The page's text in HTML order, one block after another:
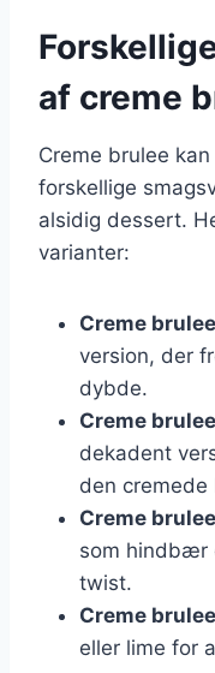
af creme
Creme brulee
forskellige
alsidig dessert.
varianter:
Creme
version, der
dybde.
Creme
dekadent
den cremede
Creme
som hindbær
twist.
Creme
eller lime for